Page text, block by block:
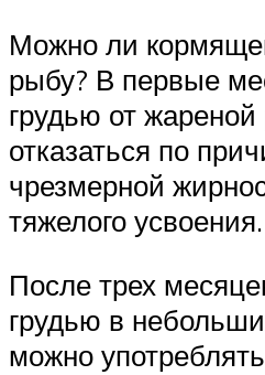
Можно ли
рыбу? В первые
грудью от
отказаться по
чрезмерной
тяжелого усвоения.
После трех
грудью в
можно